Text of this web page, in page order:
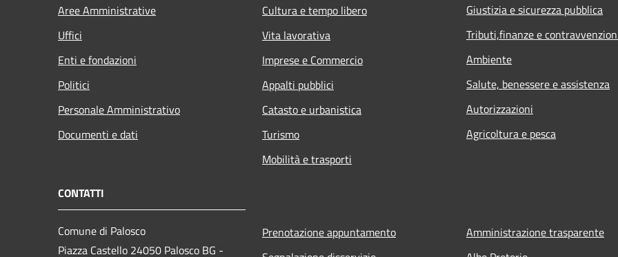
Aree Amministrative
Uffici
Enti e fondazioni
Politici
Personale Amministrativo
Documenti e dati
Cultura e tempo libero
Vita lavorativa
Imprese e Commercio
Appalti pubblici
Catasto e urbanistica
Turismo
Mobilità e trasporti
Giustizia e sicurezza pubblica
Tributi,finanze e
Ambiente
Salute, benessere e assistenza
Autorizzazioni
Agricoltura e pesca
CONTATTI
Comune di Palosco
Piazza Castello 24050 Palosco BG -
Prenotazione appuntamento
Amministrazione trasparente